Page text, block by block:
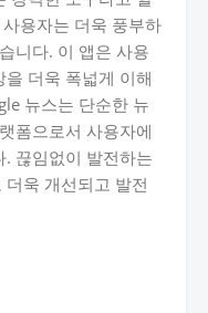
용자는 더욱 풍부하
니다. 이 앱은 사용
더욱 폭넓게 이해
뉴스는 단순한 뉴
폼으로서 사용자에
끊임없이 발전하는
욱 개선되고 발전